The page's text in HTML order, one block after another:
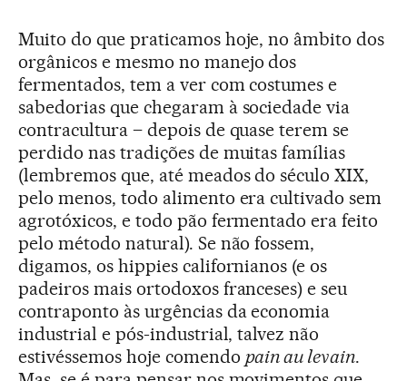
Muito do que praticamos hoje, no âmbito dos
orgânicos e mesmo no manejo dos
fermentados, tem a ver com costumes e
sabedorias que chegaram à sociedade via
contracultura – depois de quase terem se
perdido nas tradições de muitas famílias
(lembremos que, até meados do século XIX,
pelo menos, todo alimento era cultivado sem
agrotóxicos, e todo pão fermentado era feito
pelo método natural). Se não fossem,
digamos, os hippies californianos (e os
padeiros mais ortodoxos franceses) e seu
contraponto às urgências da economia
industrial e pós-industrial, talvez não
estivéssemos hoje comendo pain au levain.